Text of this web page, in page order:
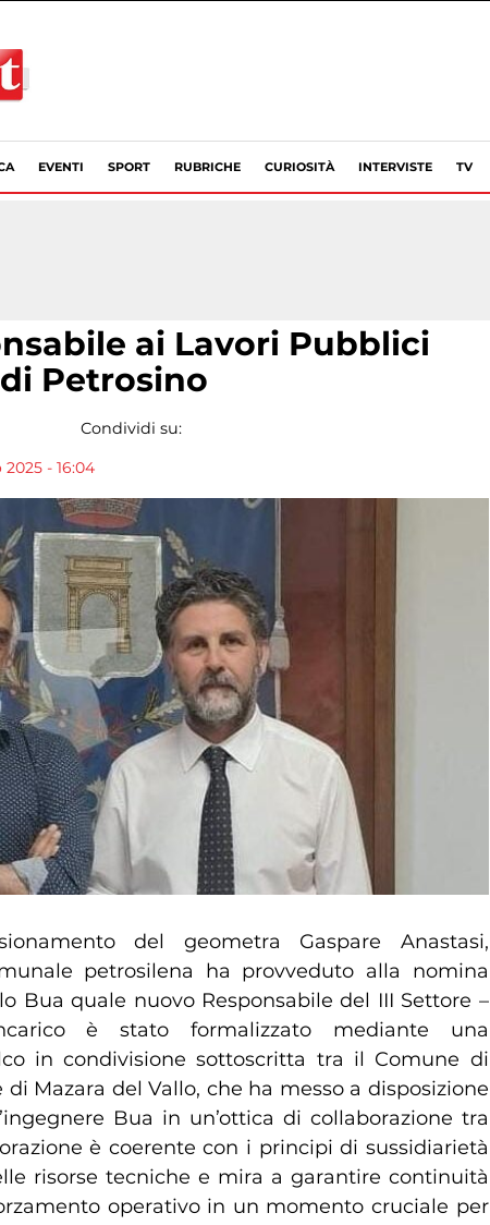
EVENTI SPORT RUBRICHE CURIOSITÀ INTERVISTE TV
ai Lavori Pubblici
Petrosino
Condividi su:
- 16:04
del geometra Gaspare Anastasi,
petrosilena ha provveduto alla nomina
Bua quale nuovo Responsabile del III Settore –
è stato formalizzato mediante una
in condivisione sottoscritta tra il Comune di
Mazara del Vallo, che ha messo a disposizione
Bua in un’ottica di collaborazione tra
è coerente con i principi di sussidiarietà
risorse tecniche e mira a garantire continuità
operativo in un momento cruciale per